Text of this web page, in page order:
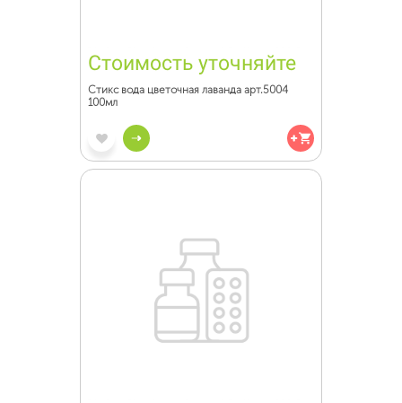
Стоимость уточняйте
Стикс вода цветочная лаванда арт.5004
100мл